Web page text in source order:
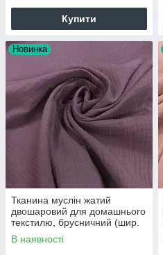
Купити
Новинка
Тканина муслін жатий
двошаровий для домашнього
текстилю, брусничний (шир.
1,35м)
В наявності